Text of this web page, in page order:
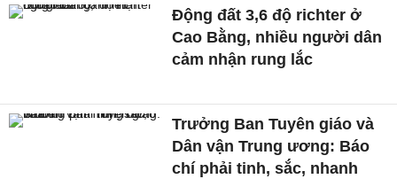
Động đất 3,6 độ richter ở
Cao Bằng, nhiều người dân
cảm nhận rung lắc
Trưởng Ban Tuyên giáo và
Dân vận Trung ương: Báo
chí phải tinh, sắc, nhanh